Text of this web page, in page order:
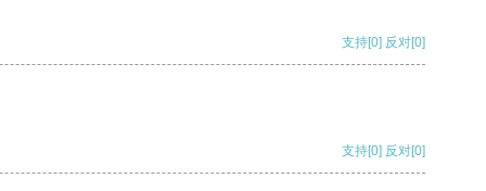
支持[0] 反对[0]
支持[0] 反对[0]